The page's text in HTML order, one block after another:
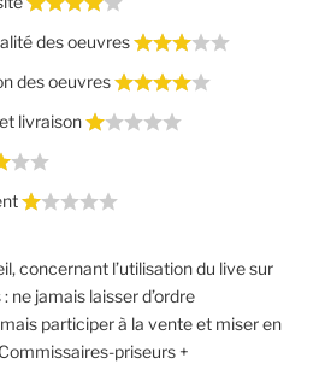
des oeuvres
des oeuvres
livraison
concernant l’utilisation du live sur
ne jamais laisser d’ordre
participer à la vente et miser en
priseurs +